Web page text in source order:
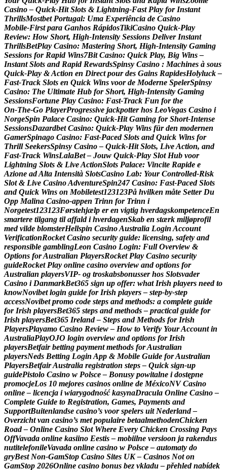
Casino – Quick‑Hit Slots & Lightning‑Fast Play for Instant
ThrillsMostbet Portugal: Uma Experiência de Casino
Mobile‑First para Ganhos RápidosTikiCasino Quick‑Play
Review: How Short, High‑Intensity Sessions Deliver Instant
ThrillsBetPlay Casino: Mastering Short, High‑Intensity Gaming
Sessions for Rapid Wins7Bit Casino: Quick Play, Big Wins –
Instant Slots and Rapid RewardsSpinsy Casino : Machines à sous
Quick‑Play &Action en Direct pour des Gains RapidesHolyluck –
Fast‑Track Slots en Quick Wins voor de Moderne SpelerSpinsy
Casino: The Ultimate Hub for Short, High‑Intensity Gaming
SessionsFortune Play Casino: Fast‑Track Fun for the
On‑The‑Go PlayerProgressive jackpotter hos LeoVegas Casino i
NorgeSpin Palace Casino: Quick‑Hit Gaming for Short‑Intense
SessionsDazardbet Casino: Quick‑Play Wins für den modernen
GamerSpinago Casino: Fast‑Paced Slots and Quick Wins for
Thrill SeekersSpinsy Casino – Quick‑Hit Slots, LiveAction, and
Fast‑Track WinsLalaBet – Jouw Quick‑Play Slot Hub voor
Lightning Slots & LiveActionSlots Palace: Vincite Rapide e
Azione adAlta Intensità SlotsCasino Lab: Your Controlled‑Risk
Slot & Live CasinoAdventureSpin247 Casino: Fast‑Paced Slots
and Quick Wins on Mobiletest123123På hvilken måte Setter Du
Opp Malina Casino-appen Trinn for Trinn i
Norgetest123123Førstehjælp er en vigtig hverdagskompetenceEn
smartere tilgang til affald i hverdagenSkab en stærk miljøprofil
med vilde blomsterHellspin CasinoAustralia Login Account
VerificationRocket Casino security guide: licensing, safety and
responsible gamblingLeon Casino Login: Full Overview &
Options forAustralian PlayersRocket Play Casino security
guideRocket Play online casino overview and options for
Australian playersVIP- og troskabsbonusser hos Slotsvader
Casino i DanmarkBet365 sign up offer: what Irish players need to
knowNovibet login guide for Irish players – step‑by‑step
accessNovibet promo code steps and methods: a complete guide
for Irish playersBet365 steps and methods – practical guide for
Irish playersBet365 Ireland – Steps and Methods for Irish
PlayersPlayamo Casino Review – How to Verify YourAccount in
AustraliaPlayOJO login overview and options for Irish
playersBetfair betting payment methods forAustralian
playersNeds Betting Login App & Mobile Guide forAustralian
PlayersBetfairAustralia registration steps – Quick sign‑up
guidePistolo Casino w Polsce – Bonusy powitalne i dostępne
promocjeLos 10 mejores casinos online de MéxicoNV Casino
online – licencja i wiarygodność kasynaDracula Online Casino –
Complete Guide to Registration, Games, Payments and
SupportBuitenlandse casino’s voor spelers uit Nederland –
Overzicht van casino’s met populaire betaalmethodenChicken
Road – Online Casino Slot Where Every Chicken Crossing Pays
OffVavada online kasiino Eestis – mobiilne versioon ja rakendus
nutitelefonileVavada online casino w Polsce – automaty do
gryBest Non-GamStop Casino Sites UK – Casinos Not on
GamStop 2026Online casino bonus bez vkladu – přehled nabídek